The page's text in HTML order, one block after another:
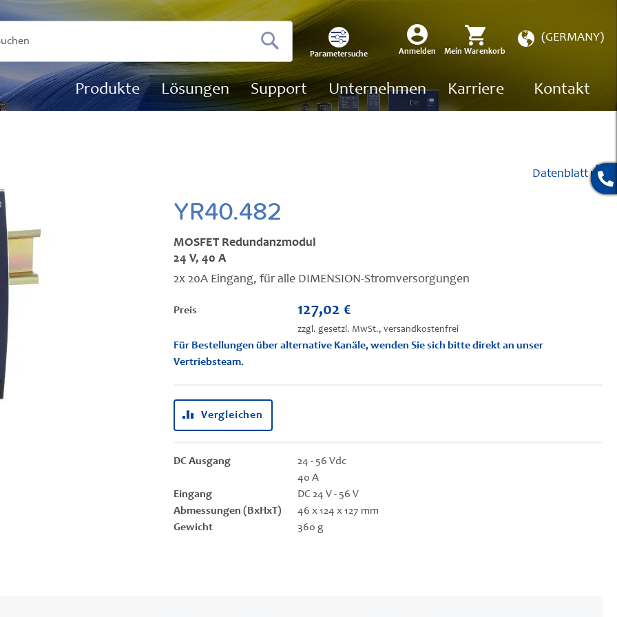
Suchen
Parametersuche Anmelden
Store
(GERMANY)
Mein Warenkorb
Produkte Lösungen Support Unternehmen Karriere Kontakt
YR40.482
MOSFET Redundanzmodul
24 V, 40 A
2x 20A Eingang, für alle DIMENSION-Stromversorgungen
Datenblatt
Preis 127,02 €
zzgl. gesetzl. MwSt., versandkostenfrei
Für Bestellungen über alternative Kanäle, wenden Sie sich bitte direkt an unser
Vertriebsteam.
Vergleichen
DC Ausgang
24 - 56 Vdc
40 A
Eingang
DC 24 V - 56 V
Abmessungen (BxHxT)
46 x 124 x 127 mm
Gewicht
360 g